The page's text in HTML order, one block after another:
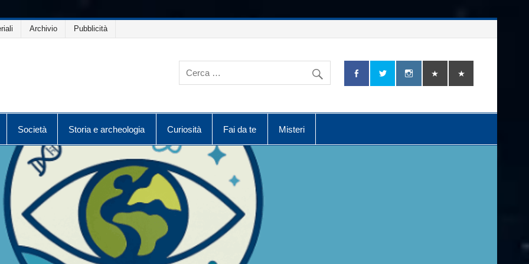
Archivio Pubblicità
Società Storia e archeologia Curiosità Fai da te Misteri